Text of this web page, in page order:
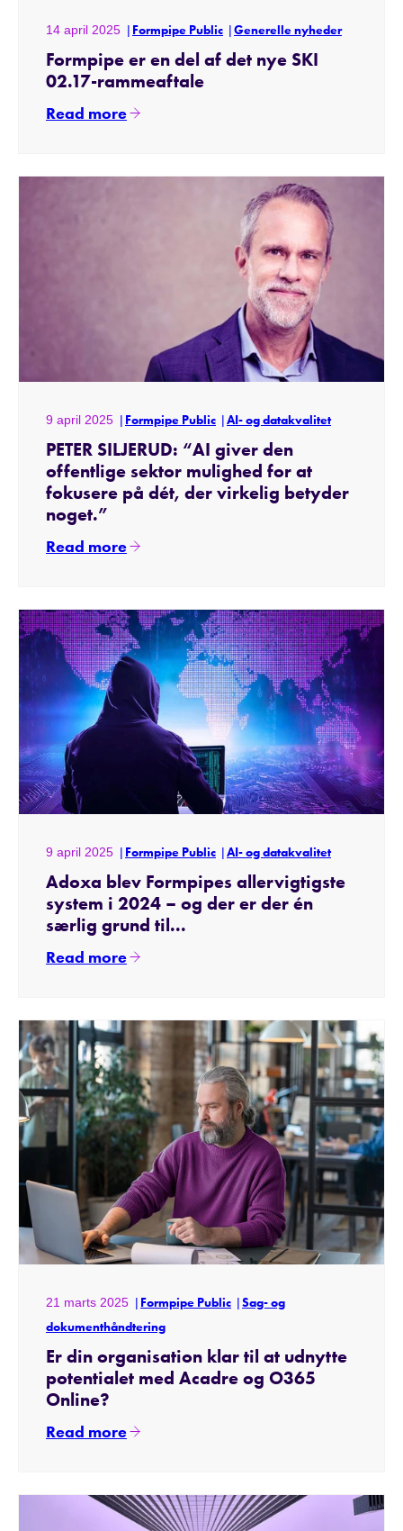
14 april 2025 Formpipe Public Generelle nyheder
Formpipe er en del af det nye SKI
02.17-rammeaftale
Read more
9 april 2025 Formpipe Public AI- og datakvalitet
PETER SILJERUD: “AI giver den
offentlige sektor mulighed for at
fokusere på dét, der virkelig betyder
noget.”
Read more
9 april 2025 Formpipe Public AI- og datakvalitet
Adoxa blev Formpipes allervigtigste
system i 2024 – og der er der én
særlig grund til...
Read more
21 marts 2025 Formpipe Public
Sag- og
dokumenthåndtering
Er din organisation klar til at udnytte
potentialet med Acadre og O365
Online?
Read more